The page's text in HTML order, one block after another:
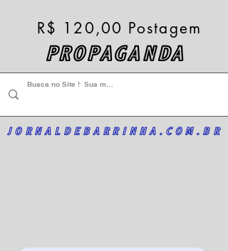
PROPAGANDA
R$ 120,00 Postagem
JORNALDEBARRINHA.COM.BR